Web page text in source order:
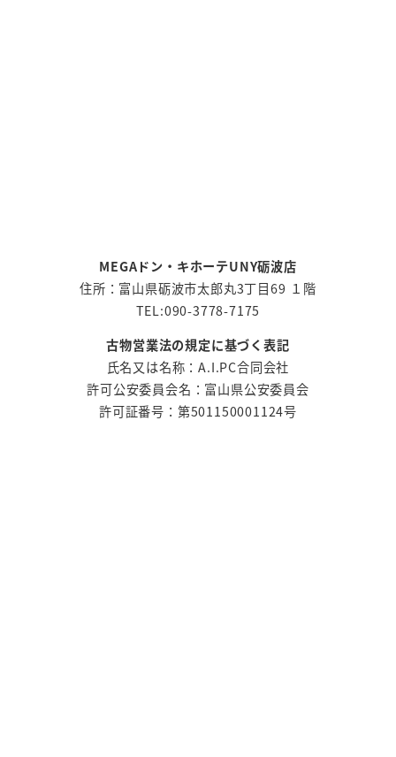
MEGAドン・キホーテUNY砺波店
住所：富山県砺波市太郎丸3丁目69 １階
TEL:090-3778-7175
古物営業法の規定に基づく表記
氏名又は名称：A.I.PC合同会社
許可公安委員会名：富山県公安委員会
許可証番号：第501150001124号